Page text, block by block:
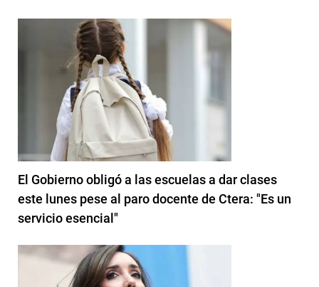
El Gobierno obligó a las escuelas a dar clases
este lunes pese al paro docente de Ctera: "Es un
servicio esencial"